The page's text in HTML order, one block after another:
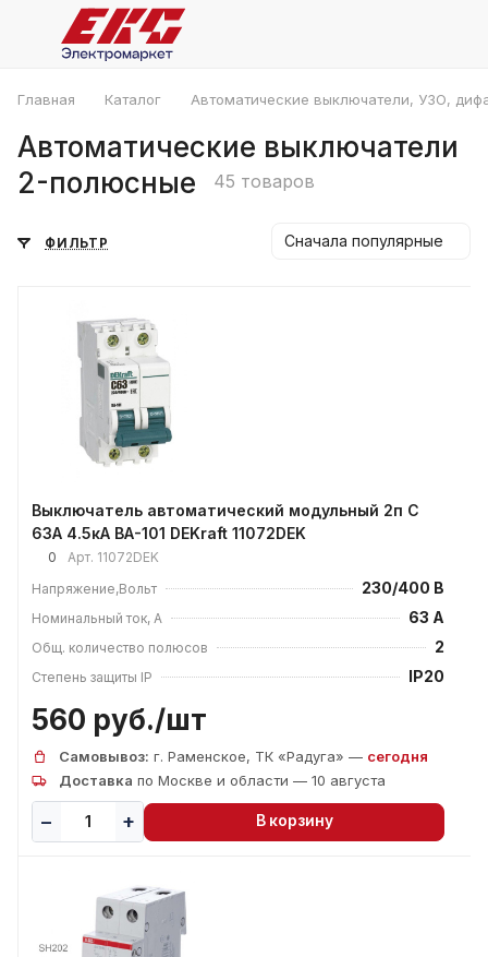
Главная Каталог Автоматические выключатели, УЗО,
Автоматические выключатели
2-полюсные
45 товаров
ФИЛЬТР Сначала популярные
Выключатель автоматический модульный 2п C
63А 4.5кА ВА-101 DEKraft 11072DEK
0 Арт. 11072DEK
Напряжение,Вольт
230/400 В
Номинальный ток, А 63 А
Общ. количество полюсов 2
Степень защиты IP IP20
560 руб./шт
Самовывоз: г. Раменское, ТК «Радуга» — сегодня
Доставка по Москве и области — 10 августа
В корзину